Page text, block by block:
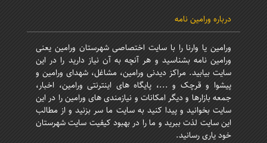
درباره ورامین نامه
ورامین یا وارنا را با سایت اختصاصی شهرستان ورامین یعنی
ورامین نامه بشناسید و هر آنچه به آن نیاز دارید را در این
سایت بیابید. مراکز دیدنی ورامین، مشاغل، شهدای ورامین و
پیشوا و قرچک و ...، پایگاه های اینترنتی ورامین، اخبار،
جمعه بازارها و دیگر امکانات و نیازمندی های ورامین را در این
سایت بخوانید و پیدا کنید به سایت ما سر بزنید و از مطالب
این سایت لذت ببرید و ما را در بهبود کیفیت سایت شهرستان
خود یاری رسانید.